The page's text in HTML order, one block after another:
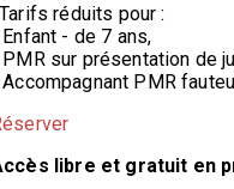
réduits pour :
- de 7 ans,
sur présentation de
PMR
libre et gratuit en